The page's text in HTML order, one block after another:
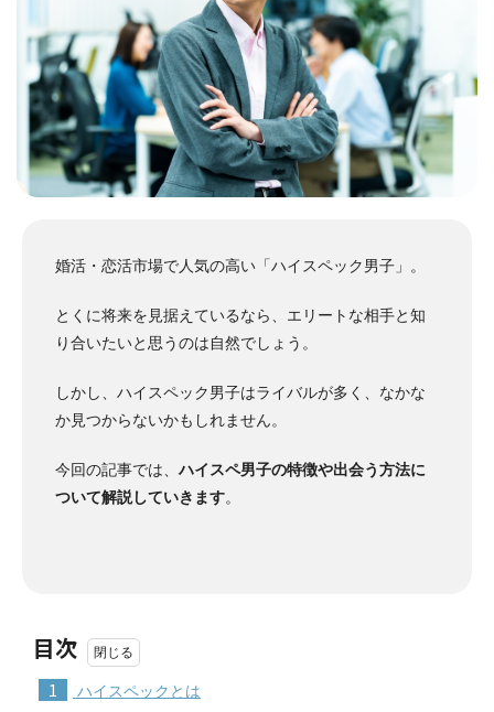
婚活・恋活市場で人気の高い「ハイスペック男子」。
とくに将来を見据えているなら、エリートな相手と知
り合いたいと思うのは自然でしょう。
しかし、ハイスペック男子はライバルが多く、なかな
か見つからないかもしれません。
今回の記事では、ハイスペ男子の特徴や出会う方法に
ついて解説していきます。
目次
1 ハイスペックとは